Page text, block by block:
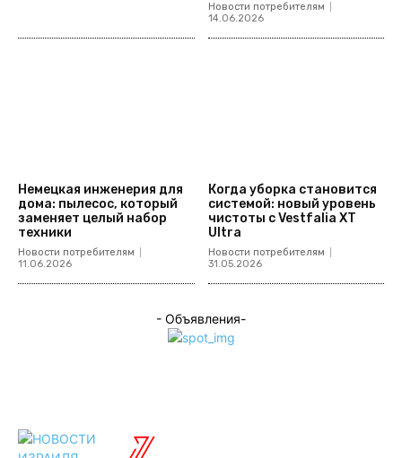
Новости потребителям
14.06.2026
Немецкая инженерия для
дома: пылесос, который
заменяет целый набор
техники
Новости потребителям
11.06.2026
Когда уборка становится
системой: новый уровень
чистоты с Vestfalia XT
Ultra
Новости потребителям
31.05.2026
- Объявления-